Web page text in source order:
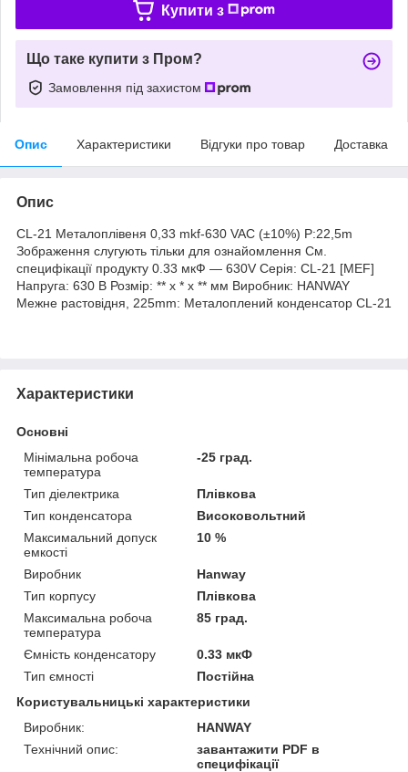
Купити з
Що таке купити з Пром?
Замовлення під захистом
Опис Характеристики Відгуки про товар Доставка
Опис
CL-21 Металоплівеня 0,33 mkf-630 VAC (±10%) P:22,5m
Зображення слугують тільки для ознайомлення См.
специфікації продукту 0.33 мкФ ― 630V Серія: CL-21 [MEF]
Напруга: 630 В Розмір: ** x * x ** мм Виробник: HANWAY
Межне растовідня, 225mm: Металоплений конденсатор CL-21
Характеристики
Основні
Мінімальна робоча
температура
-25 град.
Тип діелектрика
Плівкова
Тип конденсатора
Високовольтний
Максимальний допуск
емкості
10 %
Виробник
Hanway
Тип корпусу
Плівкова
Максимальна робоча
температура
85 град.
Ємність конденсатору
0.33 мкФ
Тип ємності
Постійна
Користувальницькі характеристики
Виробник:
HANWAY
Технічний опис:
завантажити PDF в
специфікації